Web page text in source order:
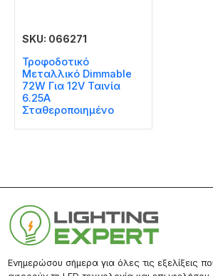
SKU: 066271
Τροφοδοτικό
Μεταλλικό Dimmable
72W Για 12V Ταινία
6.25A
Σταθεροποιημένο
Ενημερώσου σήμερα για όλες τις εξελίξεις